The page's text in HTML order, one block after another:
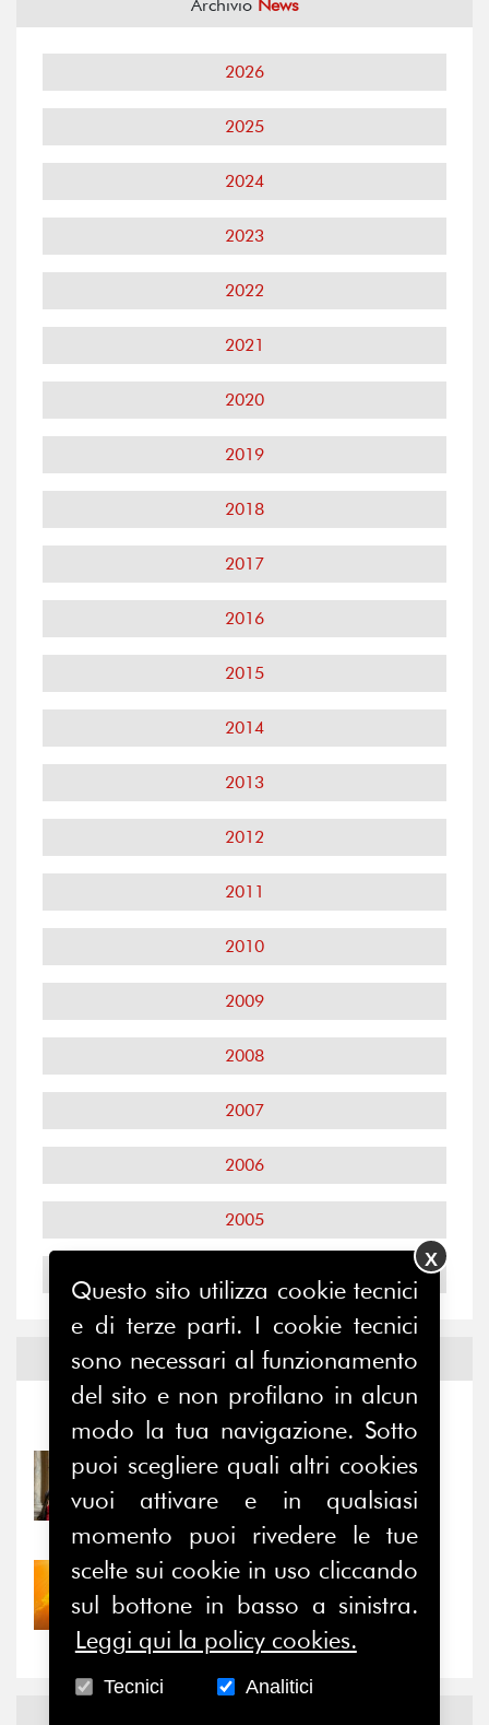
Archivio News
2026
2025
2024
2023
2022
2021
2020
2019
2018
2017
2016
2015
2014
2013
2012
2011
2010
2009
2008
2007
2006
2005
Notizie edEventi
Eventi
31/07/2026
Prima della pausa estiva,
il valore di...
30/07/2026
Nove anni dopo la
“grande cecità”: la...
Questo sito utilizza cookie tecnici
e di terze parti. I cookie tecnici
sono necessari al funzionamento
del sito e non profilano in alcun
modo la tua navigazione. Sotto
puoi scegliere quali altri cookies
vuoi attivare e in qualsiasi
momento puoi rivedere le tue
scelte sui cookie in uso cliccando
sul bottone in basso a sinistra.
Leggi qui la policy cookies.
Tecnici Analitici
X